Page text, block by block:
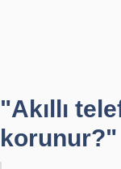
"Akıllı
korunur?"